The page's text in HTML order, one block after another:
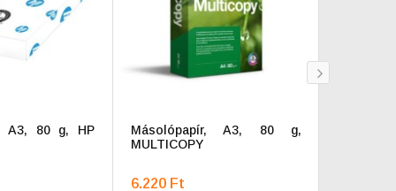
A3, 80 g, HP
Másolópapír, A3, 80 g,
MULTICOPY
6.220 Ft